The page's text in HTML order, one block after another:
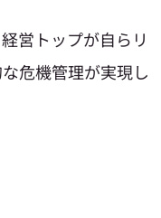
営トップが自らリ
危機管理が実現し